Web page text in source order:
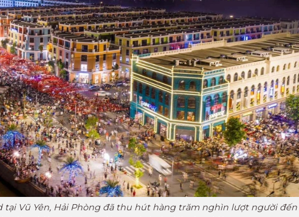
tại Vũ Yên, Hải Phòng đã thu hút hàng trăm nghìn lượt người đến